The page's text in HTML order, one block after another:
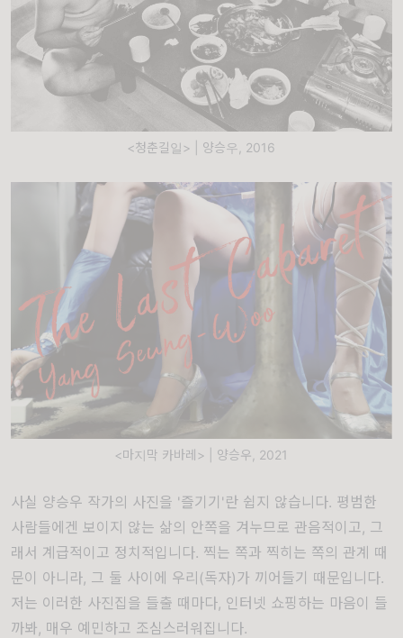
<청춘길일> | 양승우, 2016
<마지막 카바레> | 양승우, 2021
사실 양승우 작가의 사진을 '즐기기'란 쉽지 않습니다. 평범한
사람들에겐 보이지 않는 삶의 안쪽을 겨누므로 관음적이고, 그
래서 계급적이고 정치적입니다. 찍는 쪽과 찍히는 쪽의 관계 때
문이 아니라, 그 둘 사이에 우리(독자)가 끼어들기 때문입니다.
저는 이러한 사진집을 들출 때마다, 인터넷 쇼핑하는 마음이 들
까봐, 매우 예민하고 조심스러워집니다.